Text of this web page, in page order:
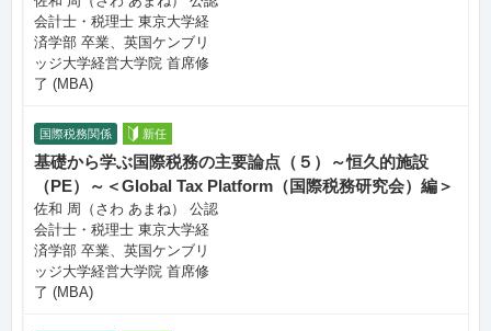
会計士・税理士 東京大学経
済学部 卒業、英国ケンブリ
ッジ大学経営大学院 首席修
了 (MBA)
国際税務関係 新任
基礎から学ぶ国際税務の主要論点（５）～恒久的施設
（PE）～＜Global Tax Platform（国際税務研究会）編＞
佐和 周（さわ あまね） 公認
会計士・税理士 東京大学経
済学部 卒業、英国ケンブリ
ッジ大学経営大学院 首席修
了 (MBA)